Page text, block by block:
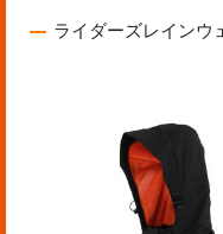
ライダーズレインウ